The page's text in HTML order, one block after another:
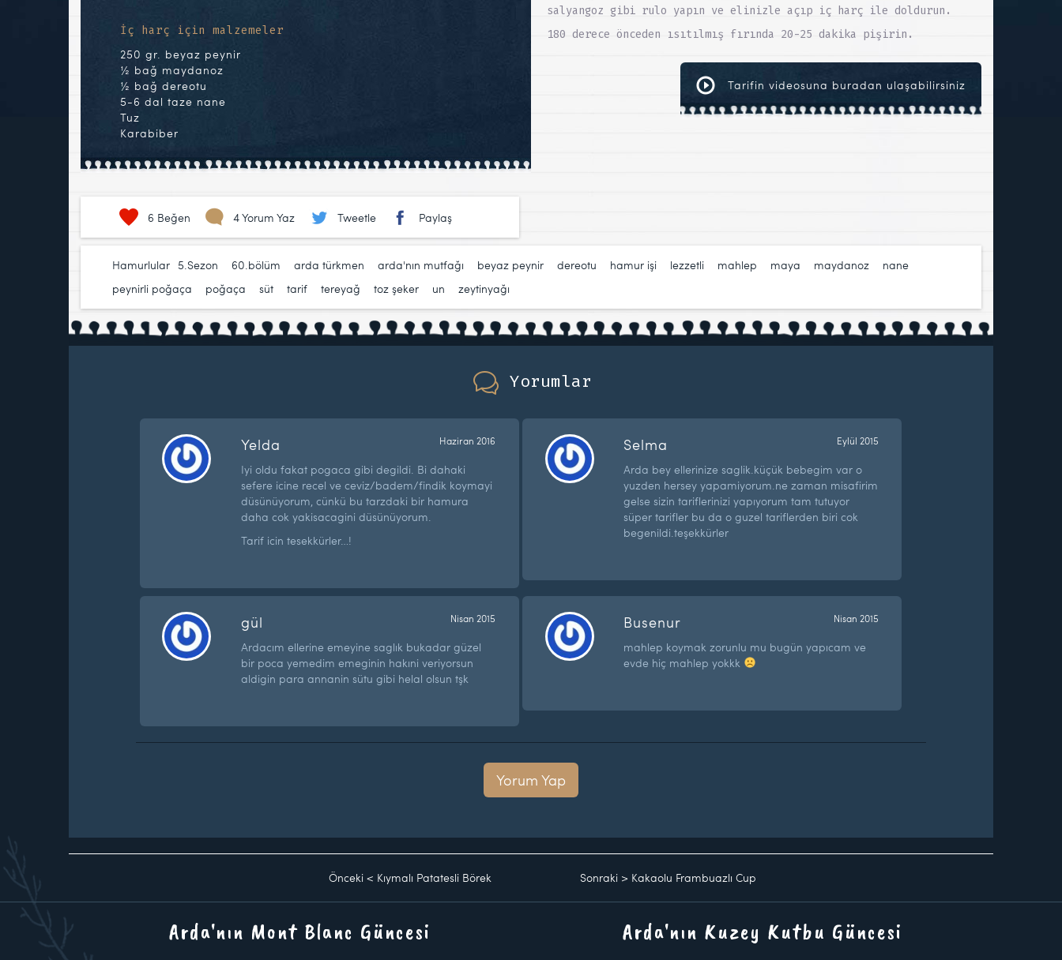
İç harç için malzemeler
250 gr. beyaz peynir
½ bağ maydanoz
½ bağ dereotu
5-6 dal taze nane
Tuz
Karabiber
salyangoz gibi rulo yapın ve elinizle açıp iç harç ile doldurun.
180 derece önceden ısıtılmış fırında 20-25 dakika pişirin.
Tarifin videosuna buradan ulaşabilirsiniz
6 Beğen 4 Yorum Yaz Tweetle Paylaş
Hamurlular 5.Sezon 60.bölüm arda türkmen arda'nın mutfağı beyaz peynir dereotu hamur işi lezzetli mahlep maya maydanoz nane
peynirli poğaça
poğaça süt tarif tereyağ toz şeker un zeytinyağı
Yorumlar
Yelda Haziran 2016
Iyi oldu fakat pogaca gibi degildi. Bi dahaki
sefere icine recel ve ceviz/badem/findik koymayi
düsünüyorum, cünkü bu tarzdaki bir hamura
daha cok yakisacagini düsünüyorum.
Tarif icin tesekkürler…!
Selma Eylül 2015
Arda bey ellerinize saglik.küçük bebegim var o
yuzden hersey yapamiyorum.ne zaman misafirim
gelse sizin tariflerinizi yapıyorum tam tutuyor
süper tarifler bu da o guzel tariflerden biri cok
begenildi.teşekkürler
gül Nisan 2015
Ardacım ellerine emeyine saglık bukadar güzel
bir poca yemedim emeginin hakıni veriyorsun
aldigin para annanin sütu gibi helal olsun tşk
Busenur Nisan 2015
mahlep koymak zorunlu mu bugün yapıcam ve
evde hiç mahlep yokkk
Yorum Yap
Önceki < Kıymalı Patatesli Börek Sonraki > Kakaolu Frambuazlı Cup
Arda'nın Mont Blanc Güncesi Arda'nın Kuzey Kutbu Güncesi